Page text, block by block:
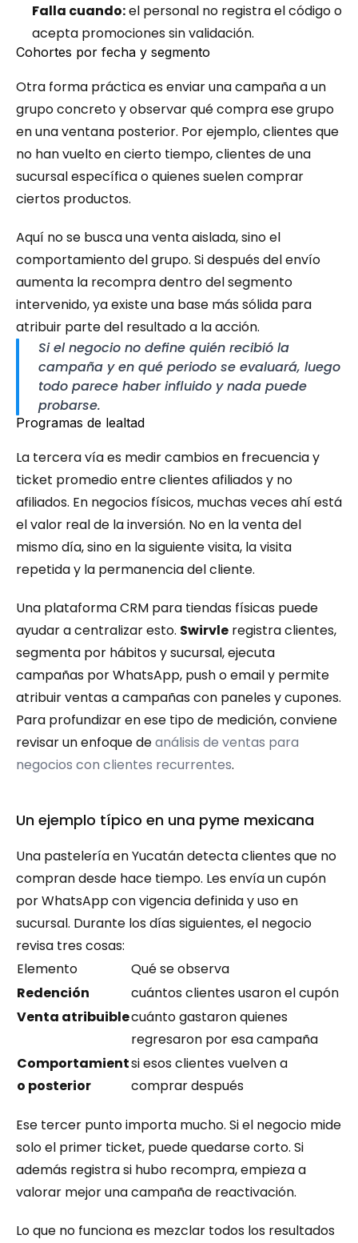
Falla cuando: el personal no registra el código o
acepta promociones sin validación.
Cohortes por fecha y segmento
Otra forma práctica es enviar una campaña a un
grupo concreto y observar qué compra ese grupo
en una ventana posterior. Por ejemplo, clientes que
no han vuelto en cierto tiempo, clientes de una
sucursal específica o quienes suelen comprar
ciertos productos.
Aquí no se busca una venta aislada, sino el
comportamiento del grupo. Si después del envío
aumenta la recompra dentro del segmento
intervenido, ya existe una base más sólida para
atribuir parte del resultado a la acción.
Si el negocio no define quién recibió la
campaña y en qué periodo se evaluará, luego
todo parece haber influido y nada puede
probarse.
Programas de lealtad
La tercera vía es medir cambios en frecuencia y
ticket promedio entre clientes afiliados y no
afiliados. En negocios físicos, muchas veces ahí está
el valor real de la inversión. No en la venta del
mismo día, sino en la siguiente visita, la visita
repetida y la permanencia del cliente.
Una plataforma CRM para tiendas físicas puede
ayudar a centralizar esto. Swirvle registra clientes,
segmenta por hábitos y sucursal, ejecuta
campañas por WhatsApp, push o email y permite
atribuir ventas a campañas con paneles y cupones.
Para profundizar en ese tipo de medición, conviene
revisar un enfoque de análisis de ventas para
negocios con clientes recurrentes.
Un ejemplo típico en una pyme mexicana
Una pastelería en Yucatán detecta clientes que no
compran desde hace tiempo. Les envía un cupón
por WhatsApp con vigencia definida y uso en
sucursal. Durante los días siguientes, el negocio
revisa tres cosas:
Elemento
Qué se observa
Redención
cuántos clientes usaron el cupón
Venta atribuiblecuánto gastaron quienes
regresaron por esa campaña
Comportamient
o posterior
si esos clientes vuelven a
comprar después
Ese tercer punto importa mucho. Si el negocio mide
solo el primer ticket, puede quedarse corto. Si
además registra si hubo recompra, empieza a
valorar mejor una campaña de reactivación.
Lo que no funciona es mezclar todos los resultados